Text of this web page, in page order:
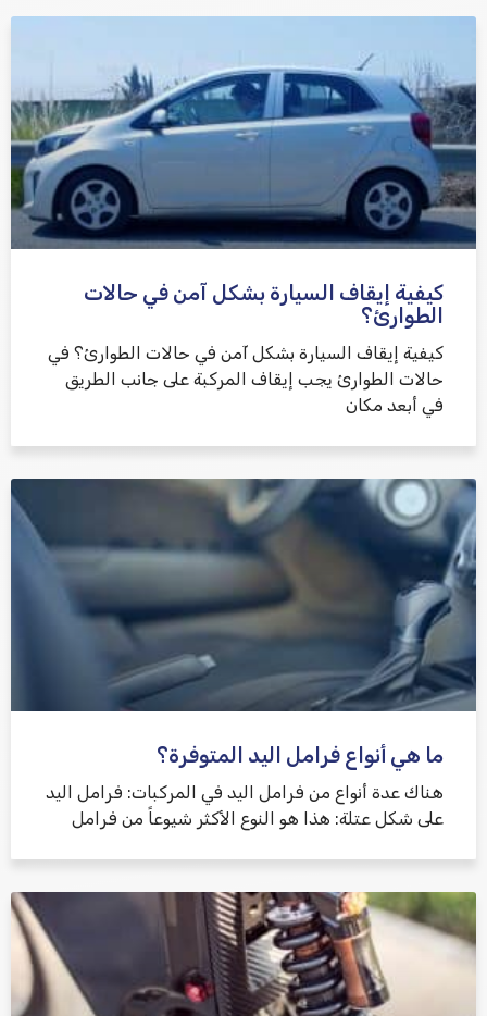
كيفية إيقاف السيارة بشكل آمن في حالات
الطوارئ؟
كيفية إيقاف السيارة بشكل آمن في حالات الطوارئ؟ في
حالات الطوارئ يجب إيقاف المركبة على جانب الطريق
في أبعد مكان
ما هي أنواع فرامل اليد المتوفرة؟
هناك عدة أنواع من فرامل اليد في المركبات: فرامل اليد
على شكل عتلة: هذا هو النوع الأكثر شيوعاً من فرامل